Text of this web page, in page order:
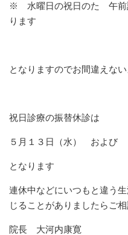
※ 水曜日の祝日のた 午
ります
となりますのでお間違えな
祝日診療の振替休診は
５月１３日（水） および
となります
連休中などにいつもと違う
じることがありましたらご
院長 大河内康寛